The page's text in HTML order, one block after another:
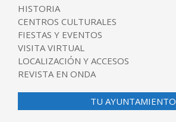
HISTORIA
CENTROS CULTURALES
FIESTAS Y EVENTOS
VISITA VIRTUAL
LOCALIZACIÓN Y ACCESOS
REVISTA EN ONDA
TU AYUNTAMIENTO